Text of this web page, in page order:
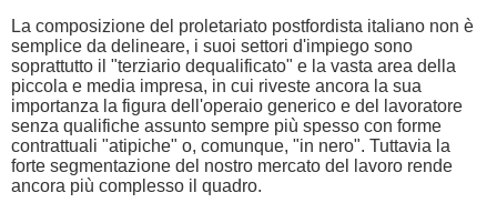
La composizione del proletariato postfordista italiano non è
semplice da delineare, i suoi settori d'impiego sono
soprattutto il "terziario dequalificato" e la vasta area della
piccola e media impresa, in cui riveste ancora la sua
importanza la figura dell'operaio generico e del lavoratore
senza qualifiche assunto sempre più spesso con forme
contrattuali "atipiche" o, comunque, "in nero". Tuttavia la
forte segmentazione del nostro mercato del lavoro rende
ancora più complesso il quadro.